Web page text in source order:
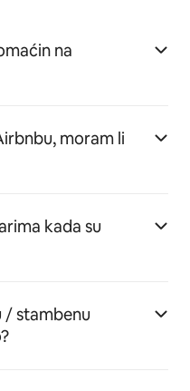
na
moram li
kada su
/ stambenu